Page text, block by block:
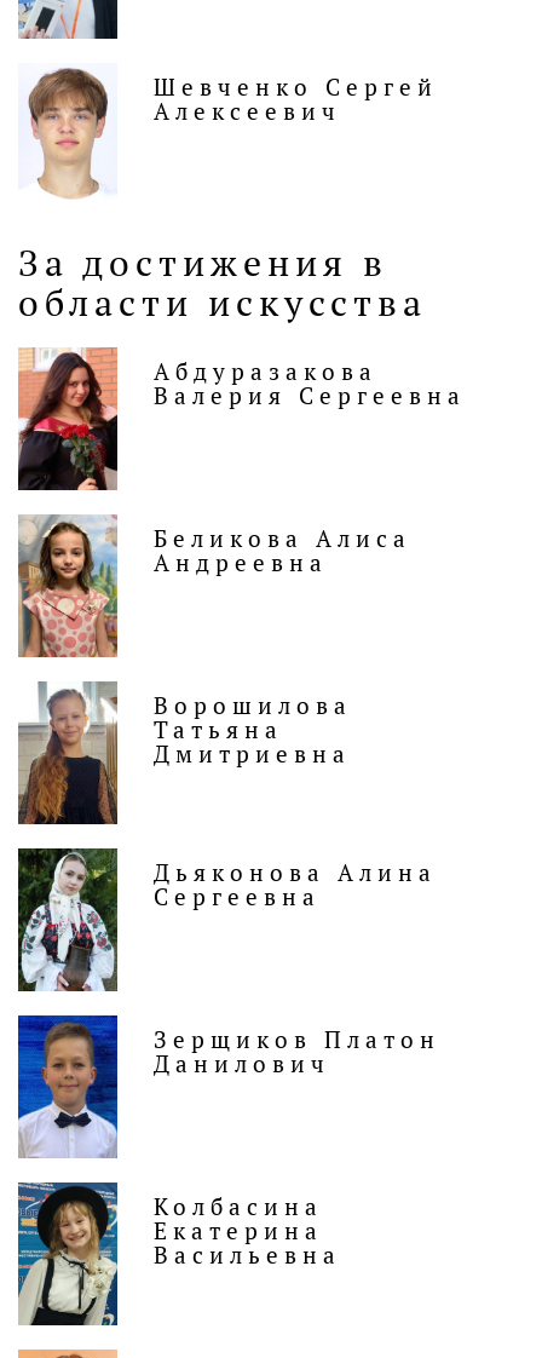
Шевченко Сергей
Алексеевич
За достижения в
области искусства
Абдуразакова
Валерия Сергеевна
Беликова Алиса
Андреевна
Ворошилова
Татьяна
Дмитриевна
Дьяконова Алина
Сергеевна
Зерщиков Платон
Данилович
Колбасина
Екатерина
Васильевна